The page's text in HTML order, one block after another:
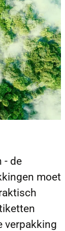
- de
moet
verpakking